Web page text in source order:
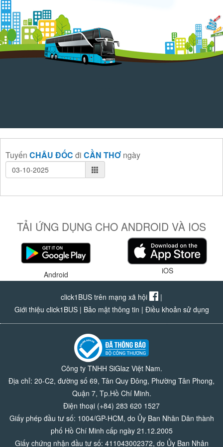
Tuyến CHÂU ĐỐC đi CẦN THƠ ngày
TẢI ỨNG DỤNG CHO ANDROID VÀ IOS
Android iOS
click1BUS trên mạng xã hội
|
Giới thiệu click1BUS| Bảo mật thông tin | Điều khoản sử dụng
Công ty TNHH SiGlaz Việt Nam.
Địa chỉ: 20-C2, đường số 69, Tân Quy Đông, Phường Tân Phong,
Quận 7, Tp.Hồ Chí Minh.
Điện thoại (+84) 283 620 1527
Giấy phép đầu tư số: 1004/GP-HCM, do Ủy Ban Nhân Dân thành
phố Hồ Chí Minh cấp ngày 21.12.2005
Giấy chứng nhận đầu tư số: 411043002372, do Ủy Ban Nhân